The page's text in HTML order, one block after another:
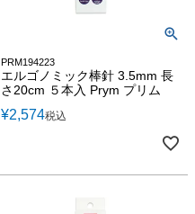
PRM194223
エルゴノミック棒針 3.5mm 長
さ20cm ５本入 Prym プリム
¥2,574税込